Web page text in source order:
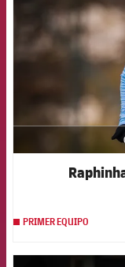
PRIMER EQUIPO